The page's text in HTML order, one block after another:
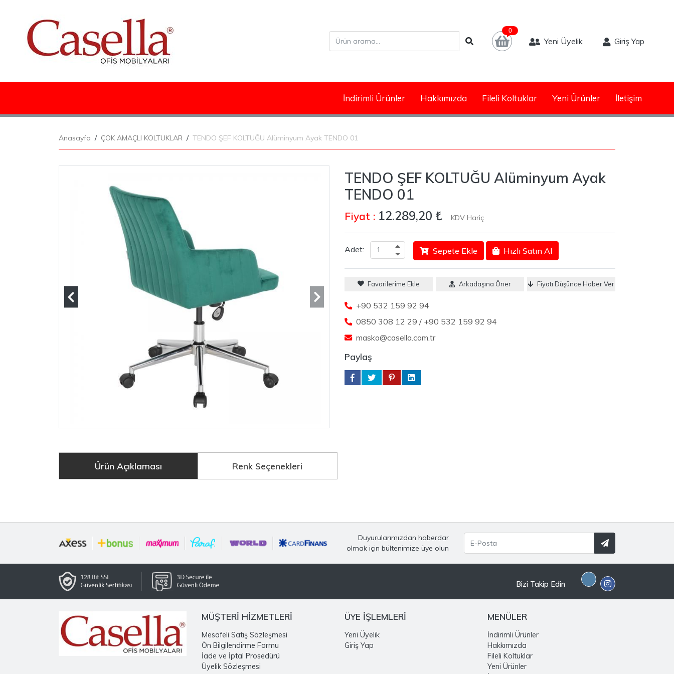
0
Yeni Üyelik Giriş Yap
İndirimli Ürünler Hakkımızda Fileli Koltuklar Yeni Ürünler İletişim
Anasayfa ÇOK AMAÇLI KOLTUKLAR TENDO ŞEF KOLTUĞU Alüminyum Ayak TENDO 01
TENDO ŞEF KOLTUĞU Alüminyum Ayak
TENDO 01
Fiyat : 12.289,20 ₺ KDV Hariç
Adet: Sepete Ekle Hızlı Satın Al
Favorilerime Ekle Arkadaşına Öner Fiyatı Düşünce Haber Ver
+90 532 159 92 94
0850 308 12 29 / +90 532 159 92 94
masko@casella.com.tr
Paylaş
Ürün Açıklaması Renk Seçenekleri
Duyurularımızdan haberdar
olmak için bültenimize üye olun
Bizi Takip Edin
MÜŞTERİ HİZMETLERİ
Mesafeli Satış Sözleşmesi
Ön Bilgilendirme Formu
İade ve İptal Prosedürü
Üyelik Sözleşmesi
ÜYE İŞLEMLERİ
Yeni Üyelik
Giriş Yap
MENÜLER
İndirimli Ürünler
Hakkımızda
Fileli Koltuklar
Yeni Ürünler